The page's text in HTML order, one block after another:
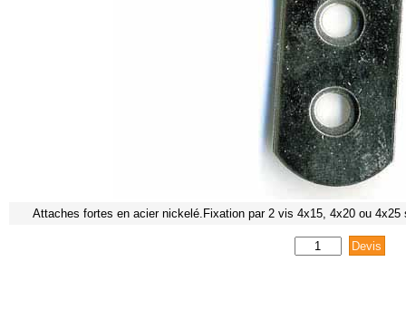
Attaches fortes en acier nickelé.Fixation par 2 vis 4x15, 4x20 ou 4x25